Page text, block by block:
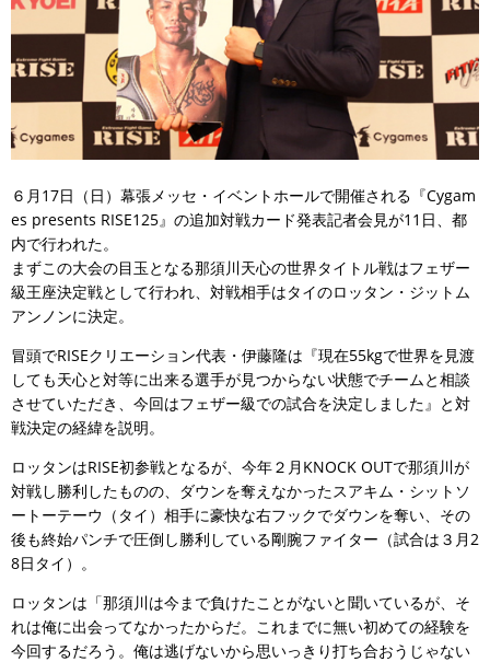
６月17日（日）幕張メッセ・イベントホールで開催される『Cygam
es presents RISE125』の追加対戦カード発表記者会見が11日、都
内で行われた。
まずこの大会の目玉となる那須川天心の世界タイトル戦はフェザー
級王座決定戦として行われ、対戦相手はタイのロッタン・ジットム
アンノンに決定。
冒頭でRISEクリエーション代表・伊藤隆は『現在55kgで世界を見渡
しても天心と対等に出来る選手が見つからない状態でチームと相談
させていただき、今回はフェザー級での試合を決定しました』と対
戦決定の経緯を説明。
ロッタンはRISE初参戦となるが、今年２月KNOCK OUTで那須川が
対戦し勝利したものの、ダウンを奪えなかったスアキム・シットソ
ートーテーウ（タイ）相手に豪快な右フックでダウンを奪い、その
後も終始パンチで圧倒し勝利している剛腕ファイター（試合は３月2
8日タイ）。
ロッタンは「那須川は今まで負けたことがないと聞いているが、そ
れは俺に出会ってなかったからだ。これまでに無い初めての経験を
今回するだろう。俺は逃げないから思いっきり打ち合おうじゃない